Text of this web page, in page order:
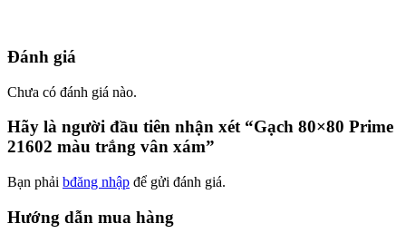
Đánh giá
Chưa có đánh giá nào.
Hãy là người đầu tiên nhận xét “Gạch 80×80 Prime
21602 màu trắng vân xám”
Bạn phải bđăng nhập để gửi đánh giá.
Hướng dẫn mua hàng